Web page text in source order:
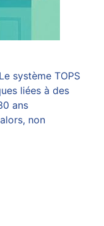
système TOPS
liées à des
ans
non